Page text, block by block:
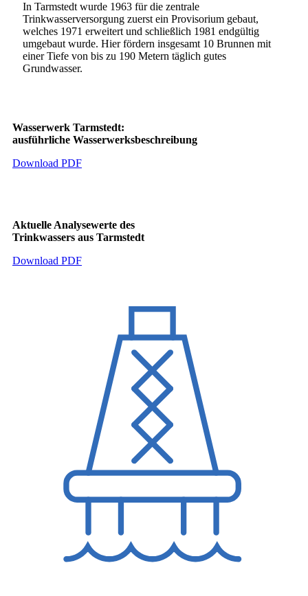
In Tarmstedt wurde 1963 für die zentrale
Trinkwasserversorgung zuerst ein Provisorium gebaut,
welches 1971 erweitert und schließlich 1981 endgültig
umgebaut wurde. Hier fördern insgesamt 10 Brunnen mit
einer Tiefe von bis zu 190 Metern täglich gutes
Grundwasser.
Wasserwerk Tarmstedt:
ausführliche Wasserwerksbeschreibung
Download PDF
Aktuelle Analysewerte des
Trinkwassers aus Tarmstedt
Download PDF